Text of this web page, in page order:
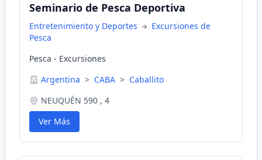
Seminario de Pesca Deportiva
Entretenimiento y Deportes
Excursiones de
Pesca
Pesca - Excursiones
Argentina > CABA > Caballito
NEUQUÉN 590 , 4
Ver Más